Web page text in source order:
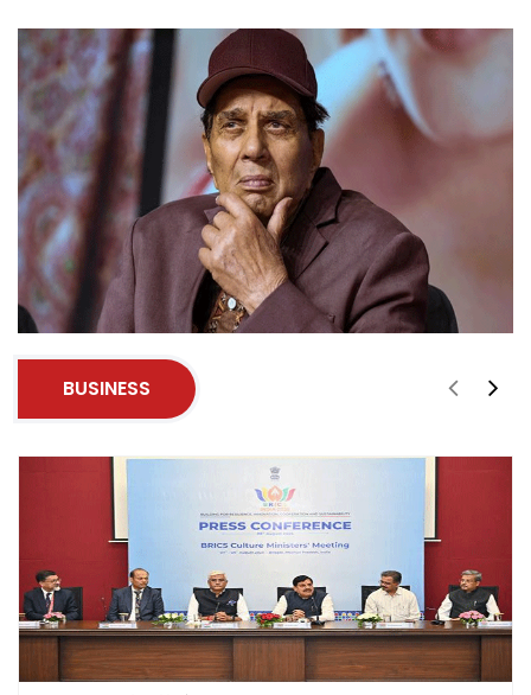
BUSINESS